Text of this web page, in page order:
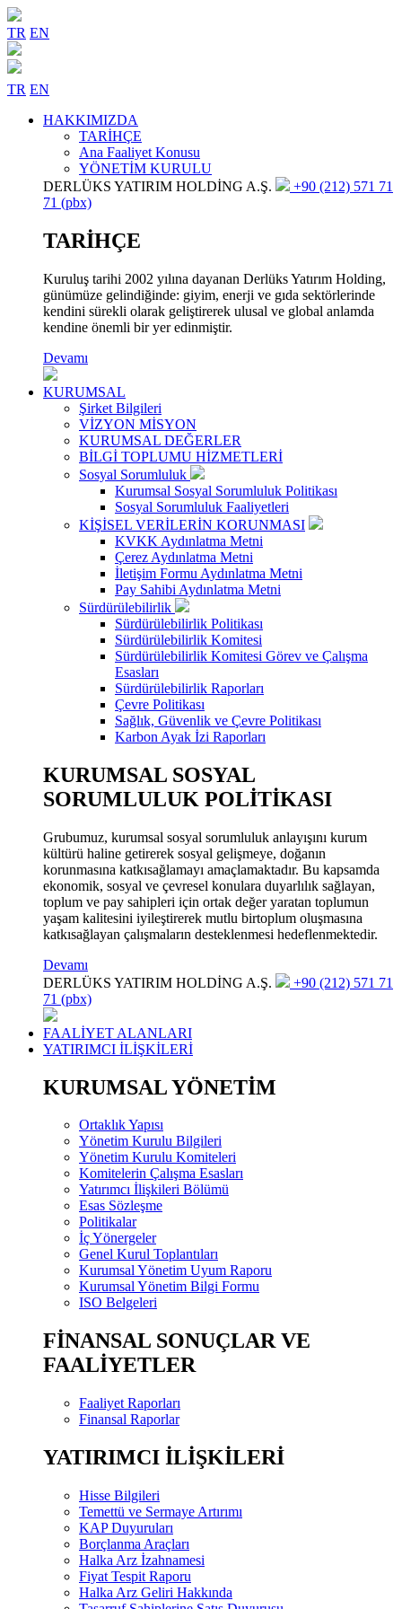
TR EN
TR EN
HAKKIMIZDA
TARİHÇE
Ana Faaliyet Konusu
YÖNETİM KURULU
DERLÜKS YATIRIM HOLDİNG A.Ş.
+90 (212) 571 71
71 (pbx)
TARİHÇE
Kuruluş tarihi 2002 yılına dayanan Derlüks Yatırım Holding,
günümüze gelindiğinde: giyim, enerji ve gıda sektörlerinde
kendini sürekli olarak geliştirerek ulusal ve global anlamda
kendine önemli bir yer edinmiştir.
Devamı
KURUMSAL
Şirket Bilgileri
VİZYON MİSYON
KURUMSAL DEĞERLER
BİLGİ TOPLUMU HİZMETLERİ
Sosyal Sorumluluk
Kurumsal Sosyal Sorumluluk Politikası
Sosyal Sorumluluk Faaliyetleri
KİŞİSEL VERİLERİN KORUNMASI
KVKK Aydınlatma Metni
Çerez Aydınlatma Metni
İletişim Formu Aydınlatma Metni
Pay Sahibi Aydınlatma Metni
Sürdürülebilirlik
Sürdürülebilirlik Politikası
Sürdürülebilirlik Komitesi
Sürdürülebilirlik Komitesi Görev ve Çalışma
Esasları
Sürdürülebilirlik Raporları
Çevre Politikası
Sağlık, Güvenlik ve Çevre Politikası
Karbon Ayak İzi Raporları
KURUMSAL SOSYAL
SORUMLULUK POLİTİKASI
Grubumuz, kurumsal sosyal sorumluluk anlayışını kurum
kültürü haline getirerek sosyal gelişmeye, doğanın
korunmasına katkısağlamayı amaçlamaktadır. Bu kapsamda
ekonomik, sosyal ve çevresel konulara duyarlılık sağlayan,
toplum ve pay sahipleri için ortak değer yaratan toplumun
yaşam kalitesini iyileştirerek mutlu birtoplum oluşmasına
katkısağlayan çalışmaların desteklenmesi hedeflenmektedir.
Devamı
DERLÜKS YATIRIM HOLDİNG A.Ş.
+90 (212) 571 71
71 (pbx)
FAALİYET ALANLARI
YATIRIMCI İLİŞKİLERİ
KURUMSAL YÖNETİM
Ortaklık Yapısı
Yönetim Kurulu Bilgileri
Yönetim Kurulu Komiteleri
Komitelerin Çalışma Esasları
Yatırımcı İlişkileri Bölümü
Esas Sözleşme
Politikalar
İç Yönergeler
Genel Kurul Toplantıları
Kurumsal Yönetim Uyum Raporu
Kurumsal Yönetim Bilgi Formu
ISO Belgeleri
FİNANSAL SONUÇLAR VE
FAALİYETLER
Faaliyet Raporları
Finansal Raporlar
YATIRIMCI İLİŞKİLERİ
Hisse Bilgileri
Temettü ve Sermaye Artırımı
KAP Duyuruları
Borçlanma Araçları
Halka Arz İzahnamesi
Fiyat Tespit Raporu
Halka Arz Geliri Hakkında